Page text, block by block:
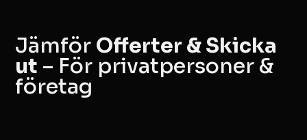
Jämför Offerter & Skicka
ut – För privatpersoner &
företag